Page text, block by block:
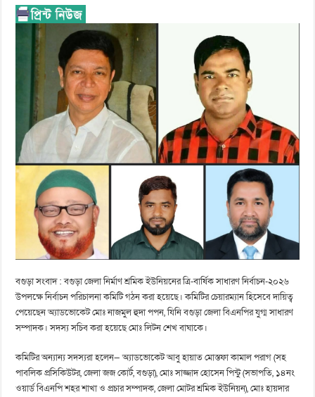
বগুড়া সংবাদ : বগুড়া জেলা নির্মাণ শ্রমিক ইউনিয়নের ত্রি-বার্ষিক সাধারণ নির্বাচন-২০২৬
উপলক্ষে নির্বাচন পরিচালনা কমিটি গঠন করা হয়েছে। কমিটির চেয়ারম্যান হিসেবে দায়িত্ব
পেয়েছেন অ্যাডভোকেট মোঃ নাজমুল হুদা পপন, যিনি বগুড়া জেলা বিএনপির যুগ্ম সাধারণ
সম্পাদক। সদস্য সচিব করা হয়েছে মোঃ লিটন শেখ বাঘাকে।
কমিটির অন্যান্য সদস্যরা হলেন— অ্যাডভোকেট আবু হায়াত মোস্তফা কামাল পরাগ (সহ
পাবলিক প্রসিকিউটর, জেলা জজ কোর্ট, বগুড়া), মোঃ সাজ্জাদ হোসেন পিন্টু (সভাপতি, ১৪নং
ওয়ার্ড বিএনপি শহর শাখা ও প্রচার সম্পাদক, জেলা মোটর শ্রমিক ইউনিয়ন), মোঃ হায়দার